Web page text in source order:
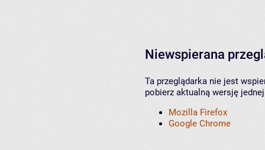
Niewspierana
Ta przeglądarka nie jest
pobierz aktualną wersję
Mozilla Firefox
Google Chrome